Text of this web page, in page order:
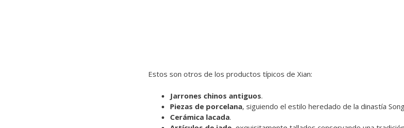
Estos son otros de los productos típicos de Xian:
Jarrones chinos antiguos.
Piezas de porcelana, siguiendo el estilo heredado de la dinastía
Cerámica lacada.